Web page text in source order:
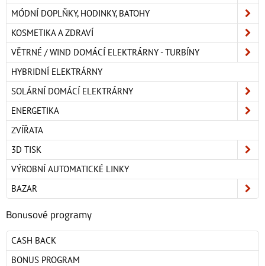
MÓDNÍ DOPLŇKY, HODINKY, BATOHY
KOSMETIKA A ZDRAVÍ
VĚTRNÉ / WIND DOMÁCÍ ELEKTRÁRNY - TURBÍNY
HYBRIDNÍ ELEKTRÁRNY
SOLÁRNÍ DOMÁCÍ ELEKTRÁRNY
ENERGETIKA
ZVÍŘATA
3D TISK
VÝROBNÍ AUTOMATICKÉ LINKY
BAZAR
Bonusové programy
CASH BACK
BONUS PROGRAM